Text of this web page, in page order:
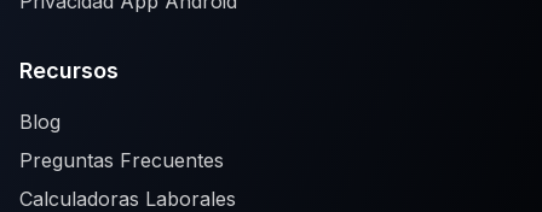
Recursos
Blog
Preguntas Frecuentes
Calculadoras Laborales